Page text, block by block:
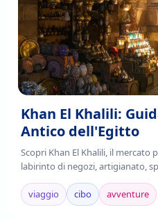
Khan El Khalili:
Antico dell'Egitto
Scopri Khan El Khalili, il mercato
labirinto di negozi, artigianato,
nell'autenticità cairota. Leggi!
viaggio
cibo avventure